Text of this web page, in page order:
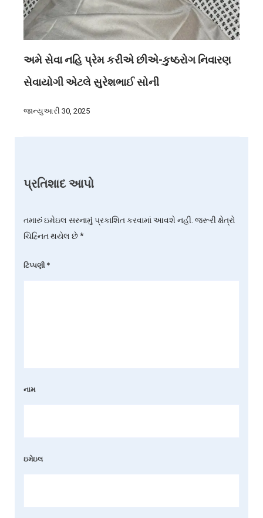
અમે સેવા નહિ પ્રેમ કરીએ છીએ-કુષ્ઠરોગ નિવારણ
સેવાયોગી એટલે સુરેશભાઈ સોની
જાન્યુઆરી 30, 2025
પ્રતિશાદ આપો
તમારું ઇમેઇલ સરનામું પ્રકાશિત કરવામાં આવશે નહીં. જરૂરી ક્ષેત્રો
ચિહ્નિત થયેલ છે*
ટિપ્પણી *
નામ
ઇમેઇલ